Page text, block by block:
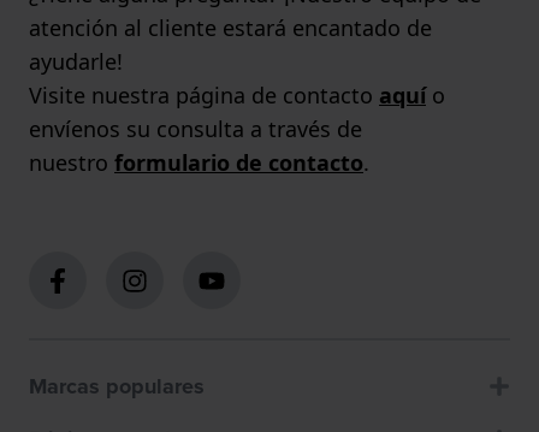
atención al cliente estará encantado de
ayudarle!
Visite nuestra página de contacto aquío
envíenos su consulta a través de
nuestro formulario de contacto.
Marcas populares